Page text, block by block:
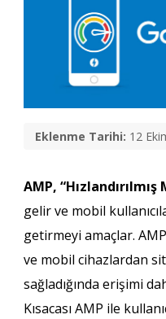
Eklenme Tarihi: 12
AMP,
gelir ve mobil
getirmeyi amaçlar.
ve mobil cihazlardan
sağladığında erişimi
Kısacası AMP ile